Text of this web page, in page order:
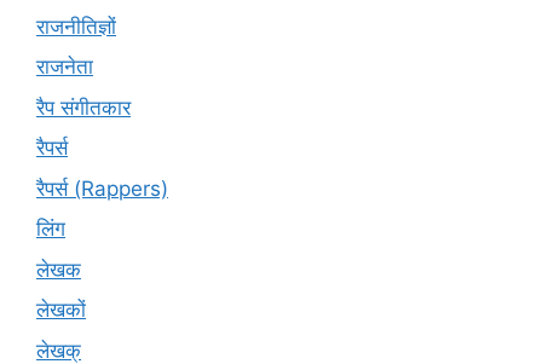
राजनीतिज्ञों
राजनेता
रैप संगीतकार
रैपर्स
रैपर्स (Rappers)
लिंग
लेखक
लेखकों
लेखक्